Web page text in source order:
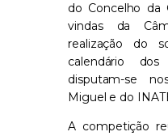
do Concelho da
vindas da
realização do
calendário
disputam-se
Miguel e do
A competição